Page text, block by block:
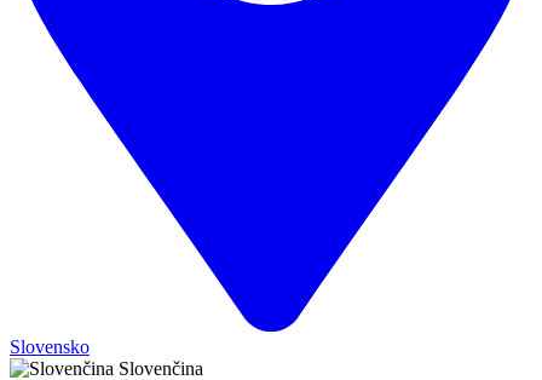
Slovensko
Slovenčina